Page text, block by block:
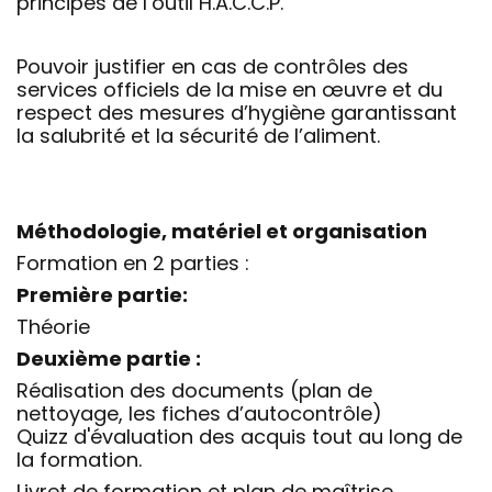
Pouvoir justifier en cas de contrôles des
services officiels de la mise en œuvre et du
respect des mesures d’hygiène garantissant
la salubrité et la sécurité de l’aliment.
Méthodologie, matériel et organisation
Formation en 2 parties :
Première partie:
Théorie
Deuxième partie :
Réalisation des documents (plan de
nettoyage, les fiches d’autocontrôle)
Quizz d'évaluation des acquis tout au long de
la formation.